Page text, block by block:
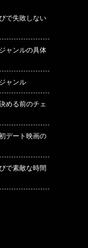
で失敗しない
ャンルの具体
ャンル
める前のチェ
デート映画の
で素敵な時間